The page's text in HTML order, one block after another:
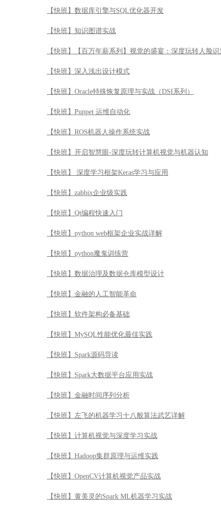
【快班】数据库引擎与SQL优化器开发
【快班】知识图谱实战
【快班】【百万年薪系列】视觉的盛宴：深度玩转人脸识
【快班】深入浅出设计模式
【快班】Oracle特殊恢复原理与实战（DSI系列）
【快班】Puppet 运维自动化
【快班】ROS机器人操作系统实战
【快班】开启智慧眼-深度玩转计算机视觉与机器认知
【快班】 深度学习框架Keras学习与应用
【快班】zabbix企业级实践
【快班】Qt编程快速入门
【快班】python web框架企业实战详解
【快班】python魔鬼训练营
【快班】数据治理及数据仓库模型设计
【快班】金融的人工智能革命
【快班】软件架构必备基础
【快班】MySQL性能优化最佳实践
【快班】Spark源码导读
【快班】Spark大数据平台应用实战
【快班】金融时间序列分析
【快班】左飞的机器学习十八般算法武艺详解
【快班】计算机视觉与深度学习实战
【快班】Hadoop集群原理与运维实践
【快班】OpenCV计算机视觉产品实战
【快班】黄美灵的Spark ML机器学习实战